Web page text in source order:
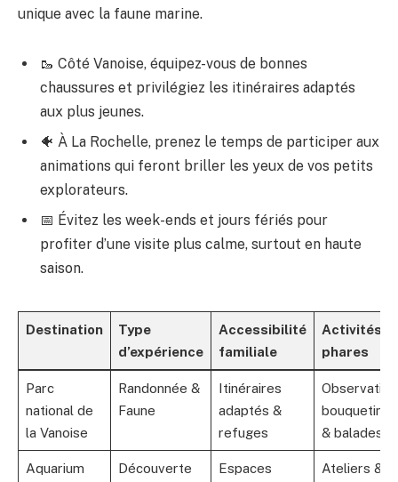
unique avec la faune marine.
🥾 Côté Vanoise, équipez-vous de bonnes
chaussures et privilégiez les itinéraires adaptés
aux plus jeunes.
🐠 À La Rochelle, prenez le temps de participer aux
animations qui feront briller les yeux de vos petits
explorateurs.
📅 Évitez les week-ends et jours fériés pour
profiter d’une visite plus calme, surtout en haute
saison.
Destination
Type
d’expérience
Accessibilité
familiale
Activités
phares
Parc
national de
la Vanoise
Randonnée &
Faune
Itinéraires
adaptés &
refuges
Observation
bouquetins
& balades
Aquarium
Découverte
Espaces
Ateliers &